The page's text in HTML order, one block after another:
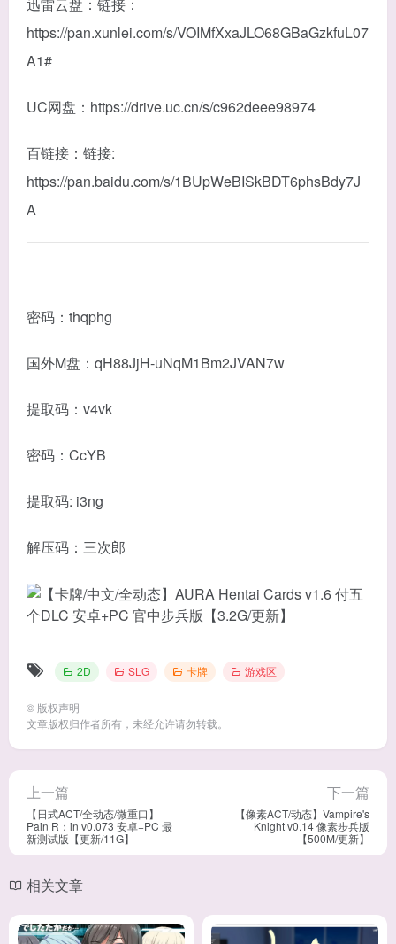
迅雷云盘：链接：
https://pan.xunlei.com/s/VOIMfXxaJLO68GBaGzkfuL07
A1#
UC网盘：https://drive.uc.cn/s/c962deee98974
百链接：链接:
https://pan.baidu.com/s/1BUpWeBISkBDT6phsBdy7J
A
密码：thqphg
国外M盘：qH88JjH-uNqM1Bm2JVAN7w
提取码：v4vk
密码：CcYB
提取码: i3ng
解压码：三次郎
2D SLG 卡牌 游戏区
© 版权声明
文章版权归作者所有，未经允许请勿转载。
上一篇
【日式ACT/全动态/微重口】
Pain R：in v0.073 安卓+PC 最
新测试版【更新/11G】
下一篇
【像素ACT/动态】Vampire's
Knight v0.14 像素步兵版
【500M/更新】
相关文章